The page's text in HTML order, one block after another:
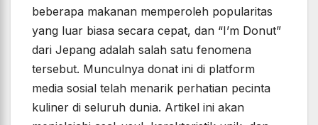
beberapa makanan memperoleh popularitas
yang luar biasa secara cepat, dan “I’m Donut”
dari Jepang adalah salah satu fenomena
tersebut. Munculnya donat ini di platform
media sosial telah menarik perhatian pecinta
kuliner di seluruh dunia. Artikel ini akan